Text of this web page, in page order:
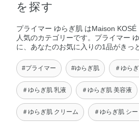
を探す
プライマー ゆらぎ肌 はMaison
人気のカテゴリーです。プライマー
に、あなたのお気に入りの1品がきっ
#プライマー #ゆらぎ肌 ＃ゆら
＃ゆらぎ肌 乳液 ＃ゆらぎ肌 美容液
＃ゆらぎ肌 クリーム ＃ゆらぎ肌 シ